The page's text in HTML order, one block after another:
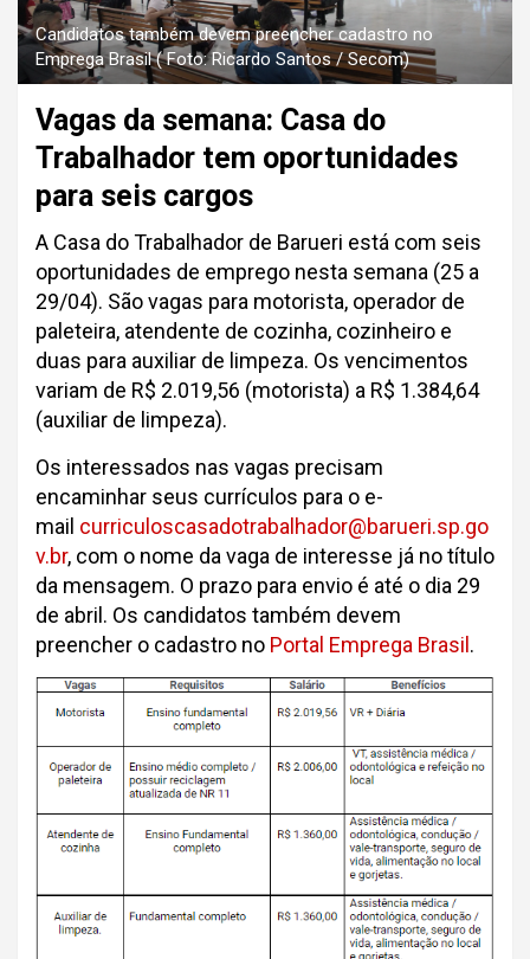
Candidatos também devem preencher cadastro no
Emprega Brasil ( Foto: Ricardo Santos / Secom)
Vagas da semana: Casa do
Trabalhador tem oportunidades
para seis cargos
A Casa do Trabalhador de Barueri está com seis
oportunidades de emprego nesta semana (25 a
29/04). São vagas para motorista, operador de
paleteira, atendente de cozinha, cozinheiro e
duas para auxiliar de limpeza. Os vencimentos
variam de R$ 2.019,56 (motorista) a R$ 1.384,64
(auxiliar de limpeza).
Os interessados nas vagas precisam
encaminhar seus currículos para o e-
mail curriculoscasadotrabalhador@barueri.sp.go
v.br, com o nome da vaga de interesse já no título
da mensagem. O prazo para envio é até o dia 29
de abril. Os candidatos também devem
preencher o cadastro no Portal Emprega Brasil.